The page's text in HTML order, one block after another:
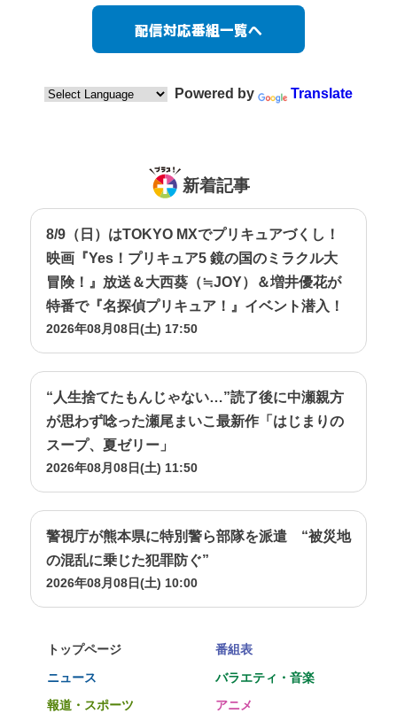
配信対応番組一覧へ
Powered by Translate
新着記事
8/9（日）はTOKYO MXでプリキュアづくし！
映画『Yes！プリキュア5 鏡の国のミラクル大
冒険！』放送＆大西葵（≒JOY）＆増井優花が
特番で『名探偵プリキュア！』イベント潜入！
2026年08月08日(土) 17:50
“人生捨てたもんじゃない…”読了後に中瀬親方
が思わず唸った瀬尾まいこ最新作「はじまりの
スープ、夏ゼリー」
2026年08月08日(土) 11:50
警視庁が熊本県に特別警ら部隊を派遣 “被災地
の混乱に乗じた犯罪防ぐ”
2026年08月08日(土) 10:00
トップページ
番組表
ニュース
バラエティ・音楽
報道・スポーツ
アニメ